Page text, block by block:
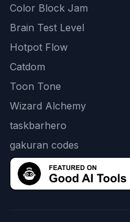
Color Block Jam
Brain Test Level
Hotpot Flow
Catdom
Toon Tone
Wizard Alchemy
taskbarhero
gakuran codes